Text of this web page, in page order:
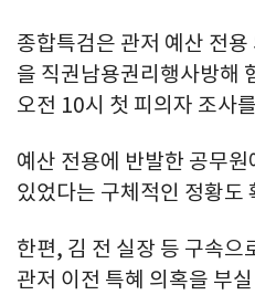
종합특검은 관저 예산 전
을 직권남용권리행사방해
오전 10시 첫 피의자 조사
예산 전용에 반발한 공무원
있었다는 구체적인 정황도
한편, 김 전 실장 등 구속으
관저 이전 특혜 의혹을 부